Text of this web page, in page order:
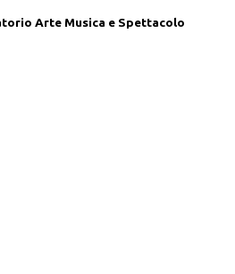
Arte Musica e Spettacolo